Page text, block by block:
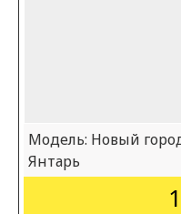
Модель: Новый
Янтарь